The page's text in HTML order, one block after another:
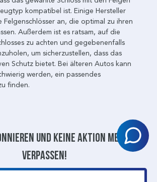
kompatibel ist. Einige Hersteller
Felgenschlösser an, die optimal zu ihren
Außerdem ist es ratsam, auf die
zu achten und gegebenenfalls
um sicherzustellen, dass das
Schutz bietet. Bei älteren Autos kann
werden, ein passendes
finden.
und keine aktion mehr
verpassen!